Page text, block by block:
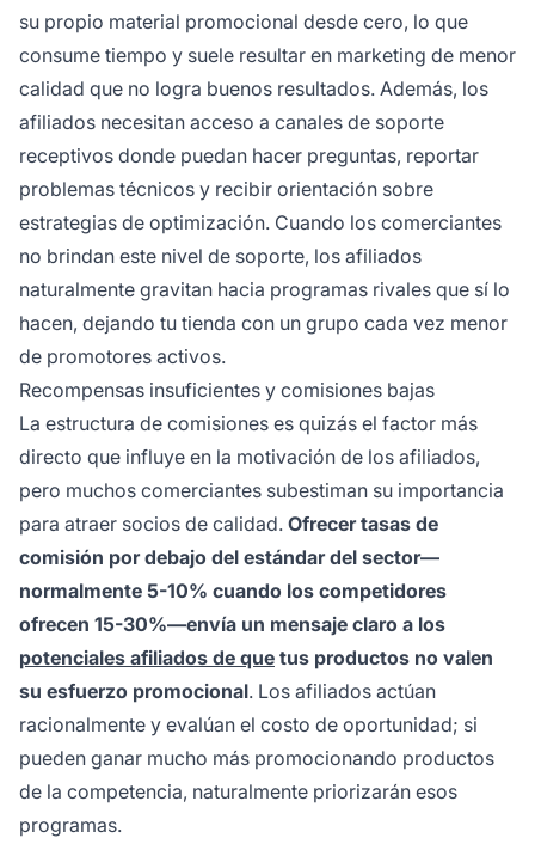
su propio material promocional desde cero, lo que
consume tiempo y suele resultar en marketing de menor
calidad que no logra buenos resultados. Además, los
afiliados necesitan acceso a canales de soporte
receptivos donde puedan hacer preguntas, reportar
problemas técnicos y recibir orientación sobre
estrategias de optimización. Cuando los comerciantes
no brindan este nivel de soporte, los afiliados
naturalmente gravitan hacia programas rivales que sí lo
hacen, dejando tu tienda con un grupo cada vez menor
de promotores activos.
Recompensas insuficientes y comisiones bajas
La estructura de comisiones es quizás el factor más
directo que influye en la motivación de los afiliados,
pero muchos comerciantes subestiman su importancia
para atraer socios de calidad. Ofrecer tasas de
comisión por debajo del estándar del sector—
normalmente 5-10% cuando los competidores
ofrecen 15-30%—envía un mensaje claro a los
potenciales afiliados de que tus productos no valen
su esfuerzo promocional. Los afiliados actúan
racionalmente y evalúan el costo de oportunidad; si
pueden ganar mucho más promocionando productos
de la competencia, naturalmente priorizarán esos
programas.